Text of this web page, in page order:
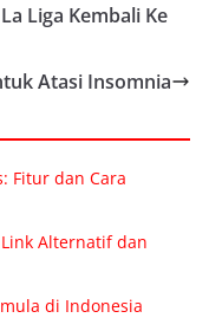
Liga Kembali Ke
Atasi Insomnia
Fitur dan Cara
Alternatif dan
di Indonesia